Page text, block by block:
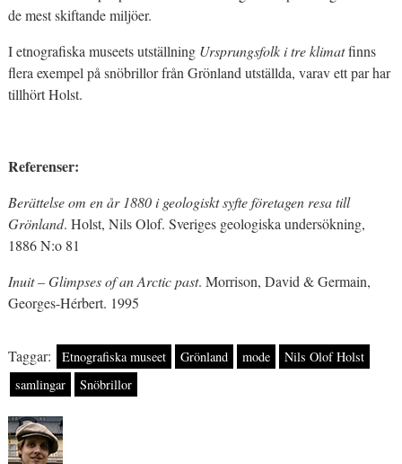
de mest skiftande miljöer.
I etnografiska museets utställning Ursprungsfolk i tre klimatfinns
flera exempel på snöbrillor från Grönland utställda, varav ett par har
tillhört Holst.
Referenser:
Berättelse om en år 1880 i geologiskt syfte företagen resa till
Grönland. Holst, Nils Olof. Sveriges geologiska undersökning,
1886 N:o 81
Inuit – Glimpses of an Arctic past. Morrison, David & Germain,
Georges-Hérbert. 1995
Taggar: Etnografiska museet Grönland mode
Nils Olof Holst
samlingar
Snöbrillor